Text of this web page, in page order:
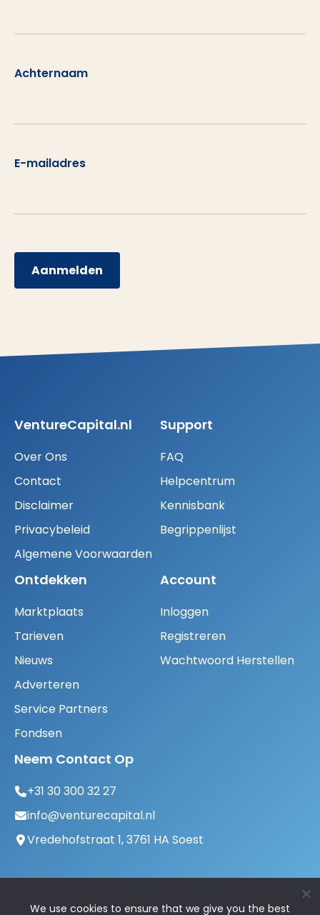
Achternaam
E-mailadres
Aanmelden
VentureCapital.nl
Over Ons
Contact
Disclaimer
Privacybeleid
Algemene Voorwaarden
Support
FAQ
Helpcentrum
Kennisbank
Begrippenlijst
Ontdekken
Marktplaats
Tarieven
Nieuws
Adverteren
Service Partners
Fondsen
Account
Inloggen
Registreren
Wachtwoord Herstellen
Neem Contact Op
+31 30 300 32 27
info@venturecapital.nl
Vredehofstraat 1, 3761 HA Soest
We use cookies to ensure that we give you the best